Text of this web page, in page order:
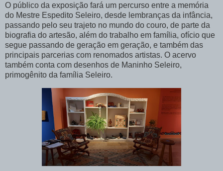
O público da exposição fará um percurso entre a memória
do Mestre Espedito Seleiro, desde lembranças da infância,
passando pelo seu trajeto no mundo do couro, de parte da
biografia do artesão, além do trabalho em família, ofício que
segue passando de geração em geração, e também das
principais parcerias com renomados artistas. O acervo
também conta com desenhos de Maninho Seleiro,
primogênito da família Seleiro.